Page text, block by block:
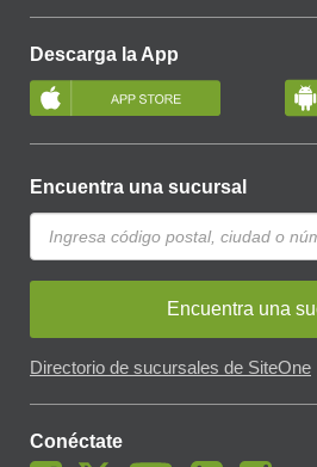
Descarga la App
Encuentra una sucursal
Encuentra una
Directorio de sucursales de SiteOne
Conéctate